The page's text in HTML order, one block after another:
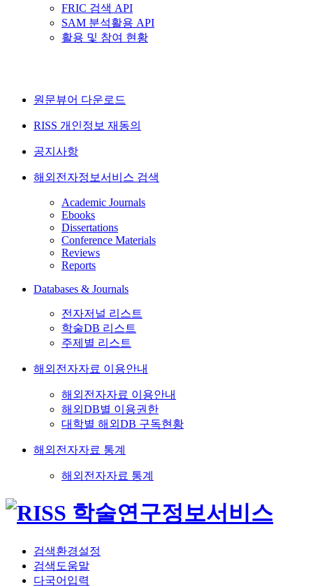
FRIC 검색 API
SAM 분석활용 API
활용 및 참여 현황
원문뷰어 다운로드
RISS 개인정보 재동의
공지사항
해외전자정보서비스 검색
Academic Journals
Ebooks
Dissertations
Conference Materials
Reviews
Reports
Databases & Journals
전자저널 리스트
학술DB 리스트
주제별 리스트
해외전자자료 이용안내
해외전자자료 이용안내
해외DB별 이용권한
대학별 해외DB 구독현황
해외전자자료 통계
해외전자자료 통계
검색환경설정
검색도움말
다국어입력